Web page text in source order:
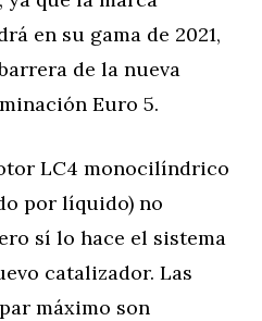
en su gama de 2021,
de la nueva
Euro 5.
LC4 monocilíndrico
por líquido) no
sí lo hace el sistema
catalizador. Las
máximo son